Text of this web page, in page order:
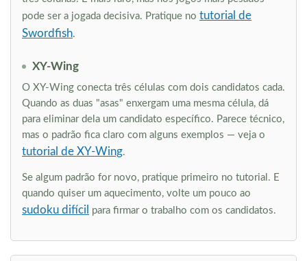
pode ser a jogada decisiva. Pratique no tutorial de
Swordfish.
XY-Wing
O XY-Wing conecta três células com dois candidatos cada.
Quando as duas "asas" enxergam uma mesma célula, dá
para eliminar dela um candidato específico. Parece técnico,
mas o padrão fica claro com alguns exemplos — veja o
tutorial de XY-Wing.
Se algum padrão for novo, pratique primeiro no tutorial. E
quando quiser um aquecimento, volte um pouco ao
sudoku difícil para firmar o trabalho com os candidatos.